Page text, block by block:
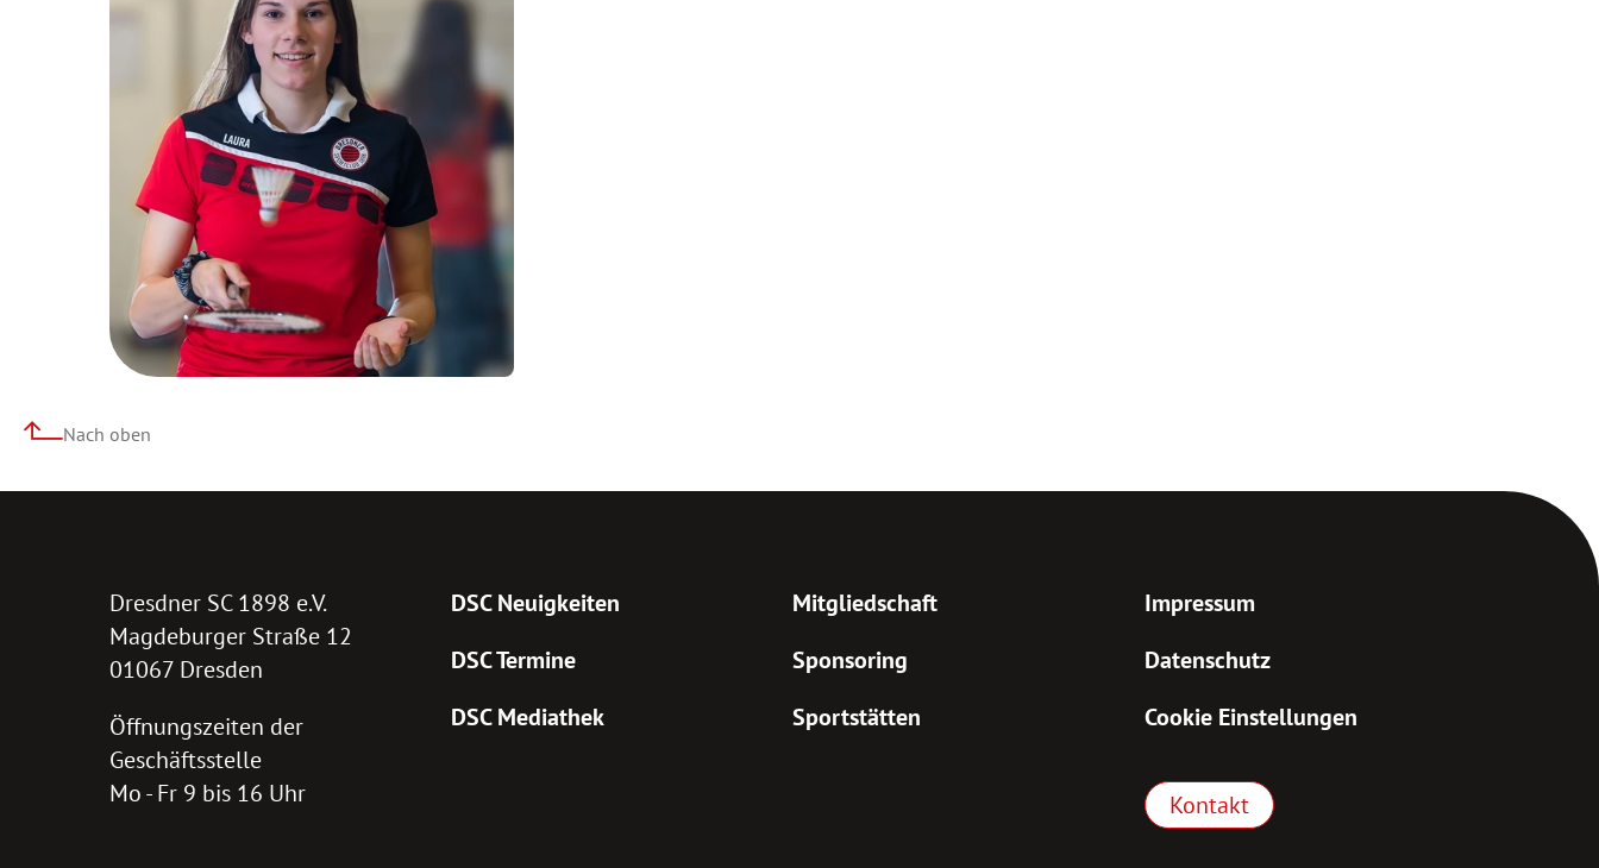
Nach oben
Dresdner SC 1898 e.V.
Magdeburger Straße 12
01067 Dresden
Öffnungszeiten der
Geschäftsstelle
Mo - Fr 9 bis 16 Uhr
DSC Neuigkeiten
DSC Termine
DSC Mediathek
Mitgliedschaft
Sponsoring
Sportstätten
Impressum
Datenschutz
Cookie Einstellungen
Kontakt